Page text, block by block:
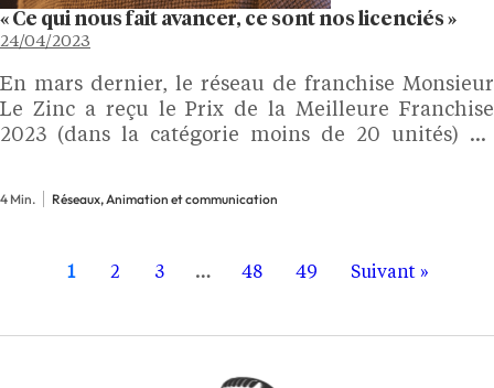
« Ce qui nous fait avancer, ce sont nos licenciés »
24/04/2023
En mars dernier, le réseau de franchise Monsieur
Le Zinc a reçu le Prix de la Meilleure Franchise
2023 (dans la catégorie moins de 20 unités) au
pour cette marque développée…
4 Min. Réseaux, Animation et communication
1 2 3 … 48 49 Suivant »